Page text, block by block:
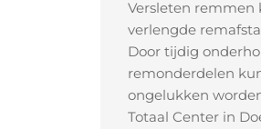
Versleten remmen
verlengde
Door tijdig
remonderdelen
ongelukken
Totaal Center in